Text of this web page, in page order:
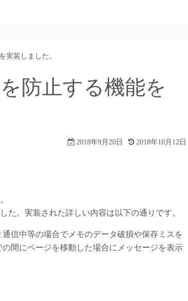
実装しました。
防止する機能を
2018年9月20日 2018年10月12日
た。実装された詳しい内容は以下の通りです。
信中等の場合でメモのデータ破損や保存ミスを
間にページを移動した場合にメッセージを表示